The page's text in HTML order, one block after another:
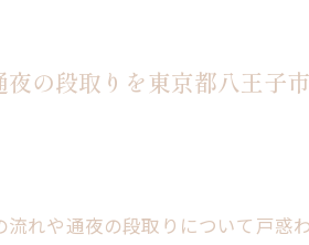
の段取りを東京都八王子
流れや通夜の段取りについて戸惑